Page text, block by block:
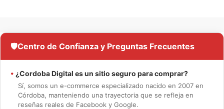
🛡️Centro de Confianza y Preguntas Frecuentes
• ¿Cordoba Digital es un sitio seguro para comprar?
Sí, somos un e-commerce especializado nacido en 2007 en
Córdoba, manteniendo una trayectoria que se refleja en
reseñas reales de Facebook y Google.